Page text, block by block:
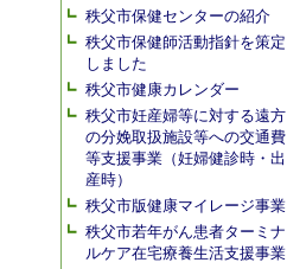
秩父市保健センターの紹介
秩父市保健師活動指針を策定
しました
秩父市健康カレンダー
秩父市妊産婦等に対する遠方
の分娩取扱施設等への交通費
等支援事業（妊婦健診時・出
産時）
秩父市版健康マイレージ事業
秩父市若年がん患者ターミナ
ルケア在宅療養生活支援事業